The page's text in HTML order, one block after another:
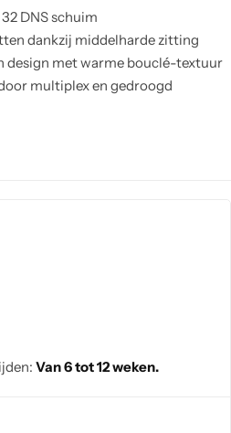
DNS schuim
dankzij middelharde zitting
design met warme bouclé-textuur
multiplex en gedroogd
Van 6 tot 12 weken.